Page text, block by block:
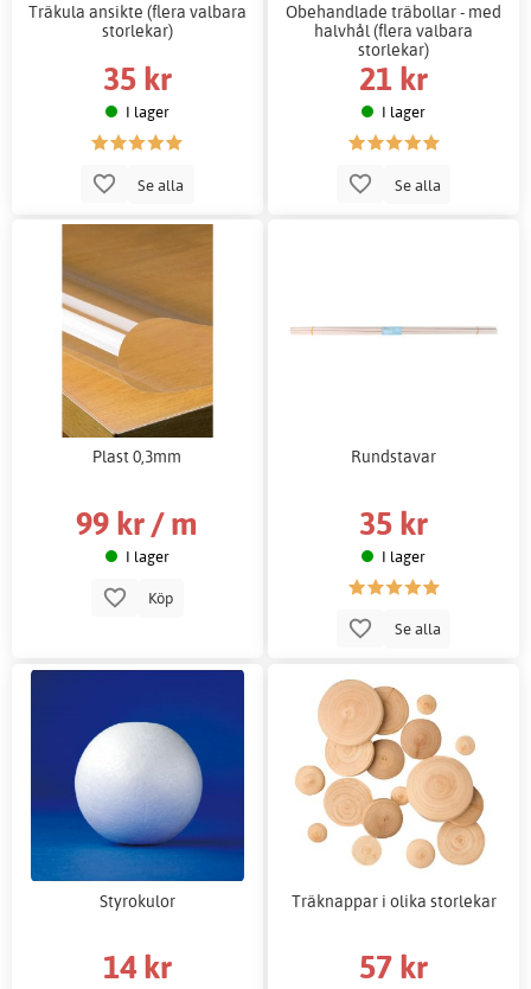
Träkula ansikte (flera valbara
storlekar)
35 kr
I lager
Se alla
Obehandlade träbollar - med
halvhål (flera valbara
storlekar)
21 kr
I lager
Se alla
Plast 0,3mm
99 kr / m
I lager
Köp
Rundstavar
35 kr
I lager
Se alla
Styrokulor
14 kr
Träknappar i olika storlekar
57 kr